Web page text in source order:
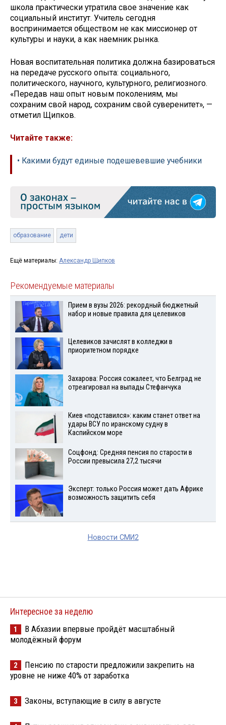
школа практически утратила свое значение как
социальный институт. Учитель сегодня
воспринимается обществом не как миссионер от
культуры и науки, а как наемник рынка.
Новая воспитательная политика должна базироваться
на передаче русского опыта: социального,
политического, научного, культурного, религиозного.
«Передав наш опыт новым поколениям, мы
сохраним свой народ, сохраним свой суверенитет», —
отметил Щипков.
Читайте также:
• Какими будут единые подешевевшие учебники
образование дети
Ещё материалы: Александр Щипков
Рекомендуемые материалы
Прием в вузы 2026: рекордный бюджетный
набор и новые правила для целевиков
Целевиков зачислят в колледжи в
приоритетном порядке
Захарова: Россия сожалеет, что Белград не
отреагировал на выпады Стефанчука
Киев «подставился»: каким станет ответ на
удары ВСУ по иранскому судну в
Каспийском море
Соцфонд: Средняя пенсия по старости в
России превысила 27,2 тысячи
Эксперт: только Россия может дать Африке
возможность защитить себя
Новости СМИ2
Интересное за неделю
1
В Абхазии впервые пройдёт масштабный
молодёжный форум
2
Пенсию по старости предложили закрепить на
уровне не ниже 40% от заработка
3 Законы, вступающие в силу в августе